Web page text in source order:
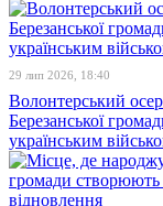
29 лип 2026, 18:40
Волонтерський
Березанської
українським